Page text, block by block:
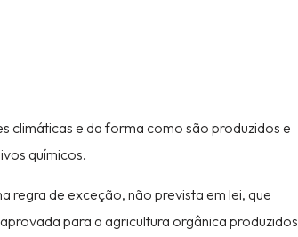
climáticas e da forma como são produzidos e
químicos.
regra de exceção, não prevista em lei, que
para a agricultura orgânica produzidos